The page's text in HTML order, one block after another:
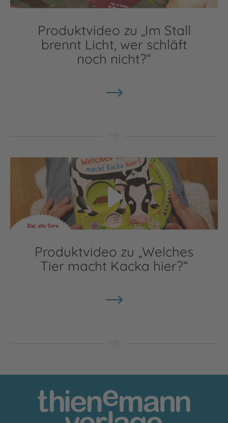
Produktvideo zu „Im Stall
brennt Licht, wer schläft
noch nicht?“
Video abspielen
Produktvideo zu „Welches
Tier macht Kacka hier?“